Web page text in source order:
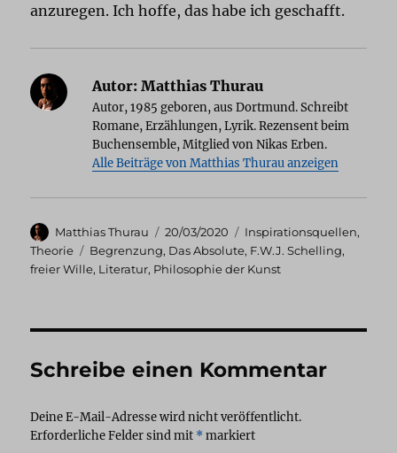
anzuregen. Ich hoffe, das habe ich geschafft.
Autor: Matthias Thurau
Autor, 1985 geboren, aus Dortmund. Schreibt
Romane, Erzählungen, Lyrik. Rezensent beim
Buchensemble, Mitglied von Nikas Erben.
Alle Beiträge von Matthias Thurau anzeigen
Autor
Matthias Thurau
Veröffentlicht
am
20/03/2020 Kategorien
Inspirationsquellen,
Theorie
Schlagwörter
Begrenzung, Das Absolute, F.W.J. Schelling,
freier Wille, Literatur, Philosophie der Kunst
Schreibe einen Kommentar
Deine E-Mail-Adresse wird nicht veröffentlicht.
Erforderliche Felder sind mit *markiert